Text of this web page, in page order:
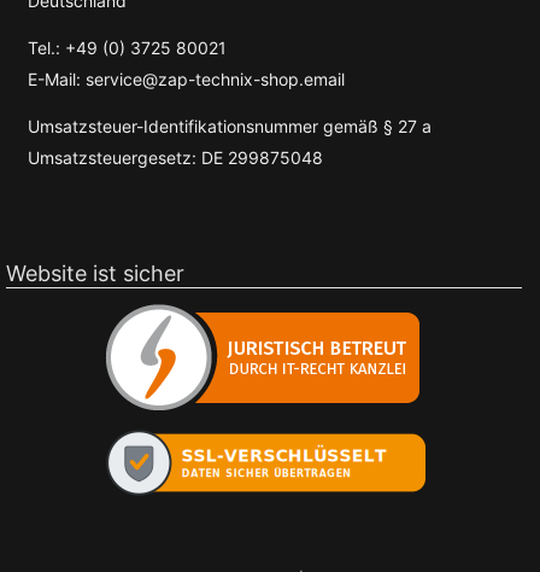
Tel.: +49 (0) 3725 80021
E-Mail: service@zap-technix-shop.email
Umsatzsteuer-Identifikationsnummer gemäß § 27 a
Umsatzsteuergesetz: DE 299875048
Website ist sicher